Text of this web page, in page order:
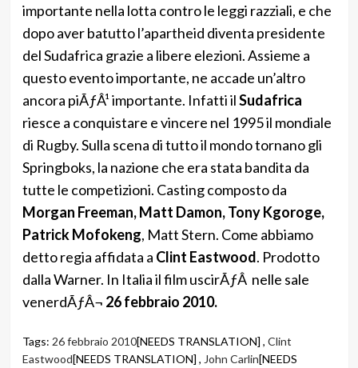
importante nella lotta contro le leggi razziali, e che
dopo aver batutto l’apartheid diventa presidente
del Sudafrica grazie a libere elezioni. Assieme a
questo evento importante, ne accade un’altro
ancora piÃƒÂ¹ importante. Infatti ilSudafrica
riesce a conquistare e vincere nel 1995 il mondiale
di Rugby. Sulla scena di tutto il mondo tornano gli
Springboks, la nazione che era stata bandita da
tutte le competizioni. Casting composto da
Morgan Freeman, Matt Damon, Tony Kgoroge,
Patrick Mofokeng, Matt Stern. Come abbiamo
detto regia affidata a Clint Eastwood. Prodotto
dalla Warner. In Italia il film uscirÃƒÂ nelle sale
venerdÃƒÂ¬ 26 febbraio 2010.
Tags: 26 febbraio 2010[NEEDS TRANSLATION] , Clint
Eastwood[NEEDS TRANSLATION] , John Carlin[NEEDS